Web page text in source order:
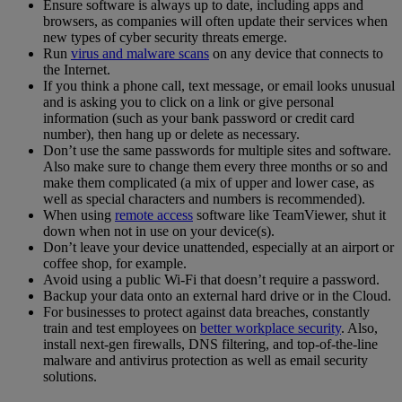
Ensure software is always up to date, including apps and
browsers, as companies will often update their services when
new types of cyber security threats emerge.
Run virus and malware scans on any device that connects to
the Internet.
If you think a phone call, text message, or email looks unusual
and is asking you to click on a link or give personal
information (such as your bank password or credit card
number), then hang up or delete as necessary.
Don’t use the same passwords for multiple sites and software.
Also make sure to change them every three months or so and
make them complicated (a mix of upper and lower case, as
well as special characters and numbers is recommended).
When using remote access software like TeamViewer, shut it
down when not in use on your device(s).
Don’t leave your device unattended, especially at an airport or
coffee shop, for example.
Avoid using a public Wi-Fi that doesn’t require a password.
Backup your data onto an external hard drive or in the Cloud.
For businesses to protect against data breaches, constantly
train and test employees on better workplace security. Also,
install next-gen firewalls, DNS filtering, and top-of-the-line
malware and antivirus protection as well as email security
solutions.